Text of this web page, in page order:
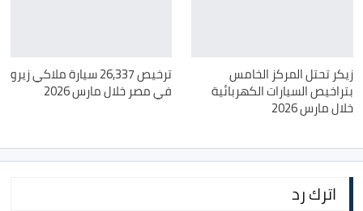
زيكر تحتل المركز الخامس
بتراخيص السيارات الكهربائية
خلال مارس 2026
ترخيص 26,337 سيارة ملاكي زيرو
في مصر خلال مارس 2026
اترك رد